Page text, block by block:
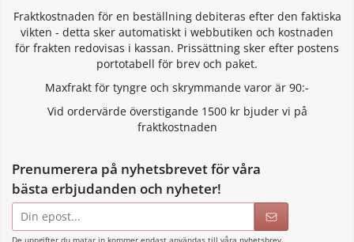
Fraktkostnaden för en beställning debiteras efter den faktiska
vikten - detta sker automatiskt i webbutiken och kostnaden
för frakten redovisas i kassan. Prissättning sker efter postens
portotabell för brev och paket.
Maxfrakt för tyngre och skrymmande varor är 90:-
Vid ordervärde överstigande 1500 kr bjuder vi på
fraktkostnaden
Prenumerera på nyhetsbrevet för våra
bästa erbjudanden och nyheter!
postadress